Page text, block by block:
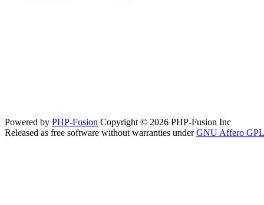
Powered by PHP-Fusion Copyright © 2026 PHP-Fusion Inc
Released as free software without warranties underGNU Affero GPL